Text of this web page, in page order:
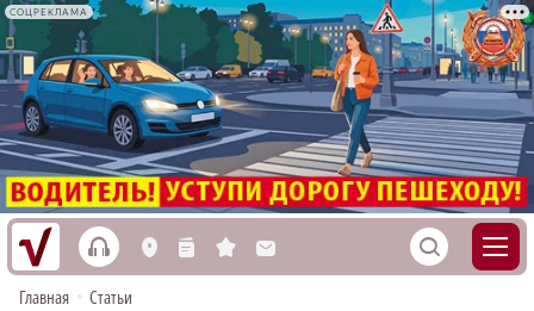
СОЦРЕКЛАМА
h L n s M S
Главная • Статьи